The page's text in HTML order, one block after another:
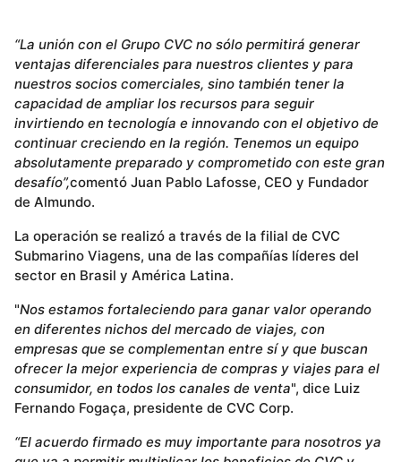
“La unión con el Grupo CVC no sólo permitirá generar
ventajas diferenciales para nuestros clientes y para
nuestros socios comerciales, sino también tener la
capacidad de ampliar los recursos para seguir
invirtiendo en tecnología e innovando con el objetivo de
continuar creciendo en la región. Tenemos un equipo
absolutamente preparado y comprometido con este gran
desafío”,comentó Juan Pablo Lafosse, CEO y Fundador
de Almundo.
La operación se realizó a través de la filial de CVC
Submarino Viagens, una de las compañías líderes del
sector en Brasil y América Latina.
"Nos estamos fortaleciendo para ganar valor operando
en diferentes nichos del mercado de viajes, con
empresas que se complementan entre sí y que buscan
ofrecer la mejor experiencia de compras y viajes para el
consumidor, en todos los canales de venta", dice Luiz
Fernando Fogaça, presidente de CVC Corp.
“El acuerdo firmado es muy importante para nosotros ya